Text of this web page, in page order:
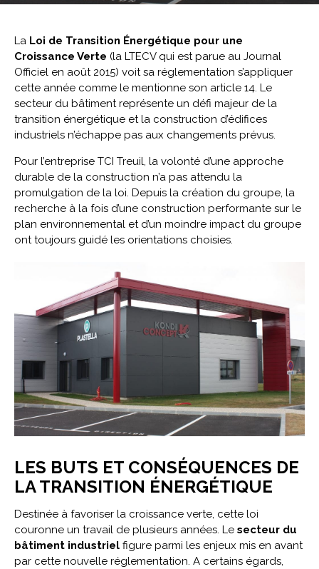
La Loi de Transition Énergétique pour une
Croissance Verte (la LTECV qui est parue au Journal
Officiel en août 2015) voit sa réglementation s’appliquer
cette année comme le mentionne son article 14. Le
secteur du bâtiment représente un défi majeur de la
transition énergétique et la construction d’édifices
industriels n’échappe pas aux changements prévus.
Pour l’entreprise TCI Treuil, la volonté d’une approche
durable de la construction n’a pas attendu la
promulgation de la loi. Depuis la création du groupe, la
recherche à la fois d’une construction performante sur le
plan environnemental et d’un moindre impact du groupe
ont toujours guidé les orientations choisies.
LES BUTS ET CONSÉQUENCES DE
LA TRANSITION ÉNERGÉTIQUE
Destinée à favoriser la croissance verte, cette loi
couronne un travail de plusieurs années. Le secteur du
bâtiment industriel figure parmi les enjeux mis en avant
par cette nouvelle réglementation. A certains égards,